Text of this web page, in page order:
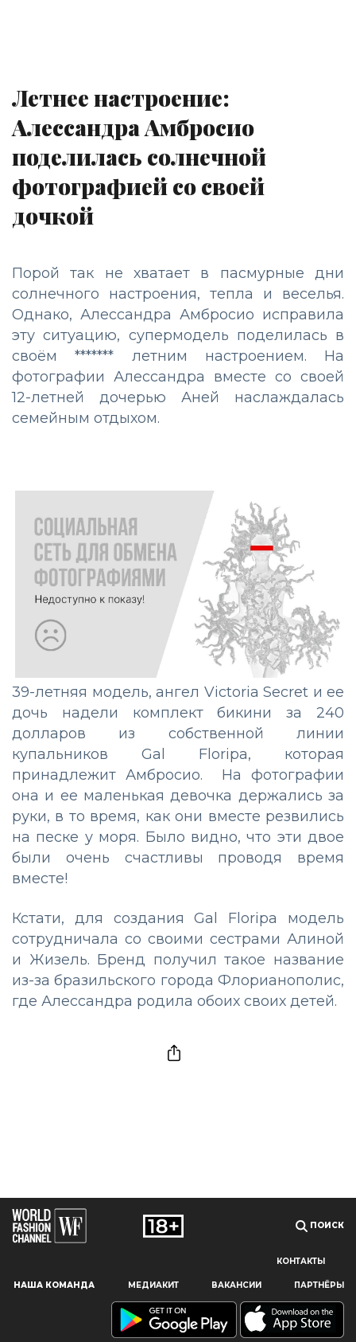
Наш сайт использует файлы cookie и похожие технологии,
пользователям, предоставляя персонализированную
информацию, запоминая предпочтения в области
Летнее настроение:
Алессандра Амбросио
поделилась солнечной
фотографией со своей
дочкой
Порой так не хватает в пасмурные дни
солнечного настроения, тепла и веселья.
Однако, Алессандра Амбросио исправила
эту ситуацию, супермодель поделилась в
своём ******* летним настроением. На
фотографии Алессандра вместе со своей
12-летней дочерью Аней наслаждалась
семейным отдыхом.
39-летняя модель, ангел Victoria Secret и ее
дочь надели комплект бикини за 240
долларов из собственной линии
купальников Gal Floripa, которая
принадлежит Амбросио. На фотографии
она и ее маленькая девочка держались за
руки, в то время, как они вместе резвились
на песке у моря. Было видно, что эти двое
были очень счастливы проводя время
вместе!
Кстати, для создания Gal Floripa модель
сотрудничала со своими сестрами Алиной
и Жизель. Бренд получил такое название
из-за бразильского города Флорианополис,
где Алессандра родила обоих своих детей.
ПОИСК
КОНТАКТЫ
НАША КОМАНДА МЕДИАКИТ ВАКАНСИИ ПАРТНЁРЫ